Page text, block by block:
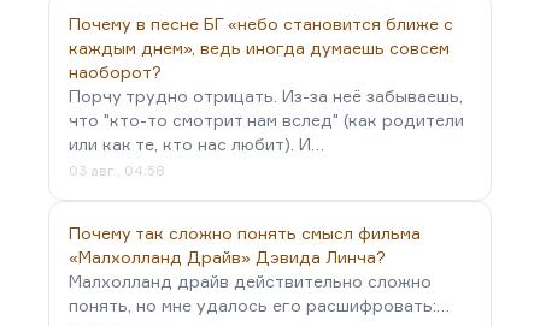
Почему в песне БГ «небо становится ближе с
каждым днем», ведь иногда думаешь совсем
наоборот?
Порчу трудно отрицать. Из-за неё забываешь,
что "кто-то смотрит нам вслед" (как родители
или как те, кто нас любит). И…
03 авг., 04:58
Почему так сложно понять смысл фильма
«Малхолланд Драйв» Дэвида Линча?
Малхолланд драйв действительно сложно
понять, но мне удалось его расшифровать:…